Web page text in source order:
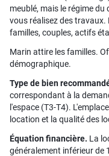
meublé, mais le régime
vous réalisez des
familles, couples, actifs
Marin attire les familles.
démographique.
Type de bien
correspondant à la
l'espace (T3-T4).
location et la qualité des
Équation financière. La
généralement inférieur de